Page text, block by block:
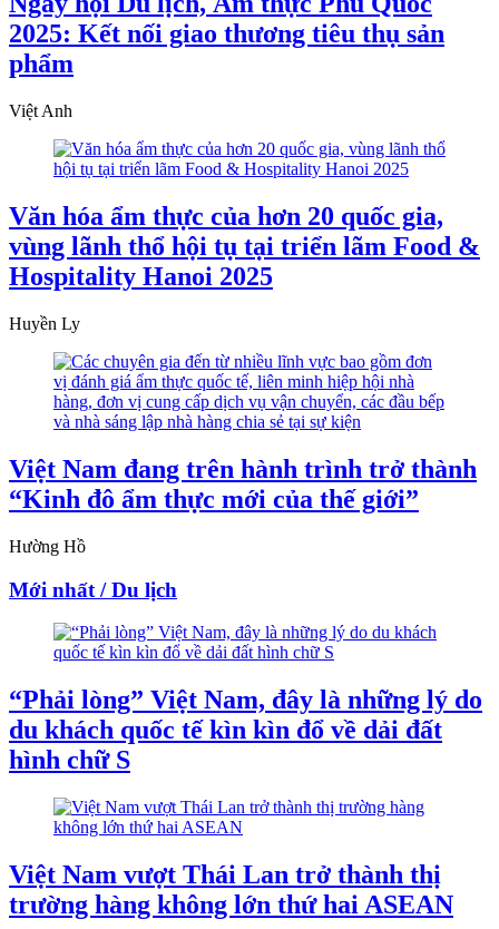
2025: Kết nối giao thương tiêu thụ sản
phẩm
Việt Anh
Văn hóa ẩm thực của hơn 20 quốc gia,
vùng lãnh thổ hội tụ tại triển lãm Food &
Hospitality Hanoi 2025
Huyền Ly
Việt Nam đang trên hành trình trở thành
“Kinh đô ẩm thực mới của thế giới”
Hường Hồ
Mới nhất / Du lịch
“Phải lòng” Việt Nam, đây là những lý do
du khách quốc tế kìn kìn đổ về dải đất
hình chữ S
Việt Nam vượt Thái Lan trở thành thị
trường hàng không lớn thứ hai ASEAN